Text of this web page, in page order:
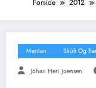
Forside 2012
Mentan Skúli Og
Jóhan Heri Joensen